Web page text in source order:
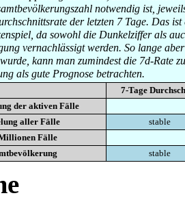
notwendig ist,
der letzten 7 Tage. Das ist
da sowohl die Dunkelziffer als
vernachlässigt werden. So lange
kann man zumindest die 7d-Rate
als gute Prognose betrachten.
7-Tage
der aktiven Fälle
aller Fälle
stable
Fälle
stable